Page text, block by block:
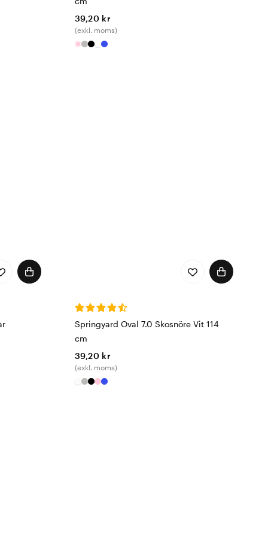
39,20 kr
(exkl. moms)
Springyard Oval 7.0 Skosnöre Vit 114
cm
39,20 kr
(exkl. moms)